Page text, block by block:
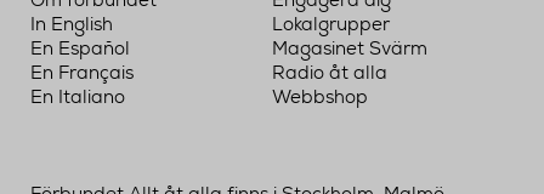
In English
En Español
En Français
En Italiano
Lokalgrupper
Magasinet Svärm
Radio åt alla
Webbshop